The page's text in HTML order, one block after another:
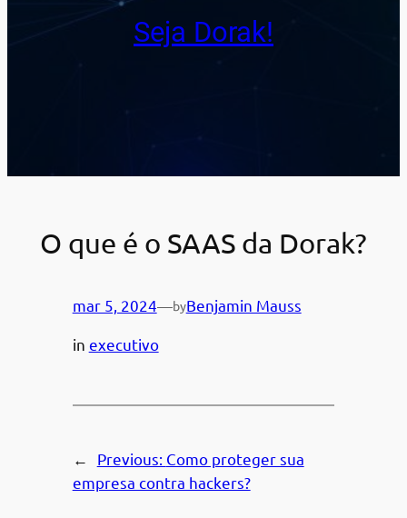
Seja Dorak!
O que é o SAAS da Dorak?
mar 5, 2024—byBenjamin Mauss
in executivo
← Previous: Como proteger sua
empresa contra hackers?